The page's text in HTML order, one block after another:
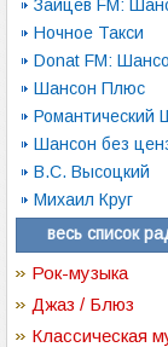
Зайцев FM:
Ночное Такси
Donat FM:
Шансон Плюс
Романтический
Шансон без
В.С. Высоцкий
Михаил Круг
весь список
Рок-музыка
Джаз / Блюз
Классическая